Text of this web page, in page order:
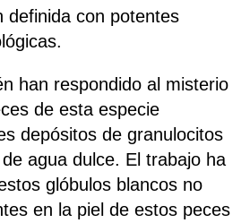
definida con potentes
han respondido al misterio
de esta especie
depósitos de granulocitos
agua dulce. El trabajo ha
glóbulos blancos no
en la piel de estos peces